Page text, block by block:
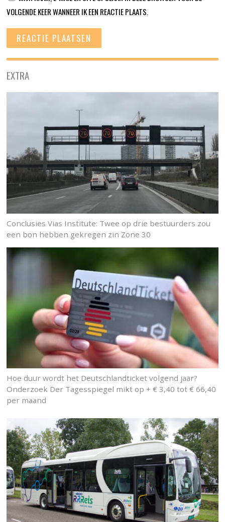
VOLGENDE KEER WANNEER IK EEN REACTIE PLAATS.
EXTRA
Conclusies Vias Institute: Twee op drie bestuurders zou
een bon hebben gekregen zin Zone 30
Hoe duur wordt het Deutschlandticket volgend jaar?
Onderzoek Der Tagesspiegel mikt op + € 3,40 tot € 66,40
per maand